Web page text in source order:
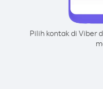
Pilih kontak di Viber